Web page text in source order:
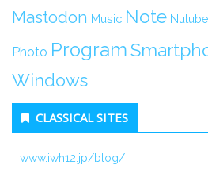
Mastodon Music Note Nutube
Photo Program
Windows
CLASSICAL SITES
www.iwh12.jp/blog/